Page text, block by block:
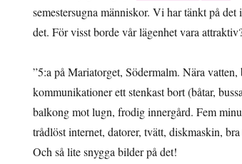
semestersugna människor. Vi har tänkt på
det. För visst borde vår lägenhet vara
”5:a på Mariatorget, Södermalm. Nära
kommunikationer ett stenkast bort (båtar,
balkong mot lugn, frodig innergård. Fem
trådlöst internet, datorer, tvätt, diskmaskin,
Och så lite snygga bilder på det!